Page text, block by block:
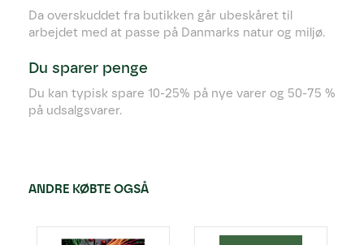
Da overskuddet fra butikken går ubeskåret til
arbejdet med at passe på Danmarks natur og miljø.
Du sparer penge
Du kan typisk spare 10-25% på nye varer og 50-75 %
på udsalgsvarer.
ANDRE KØBTE OGSÅ